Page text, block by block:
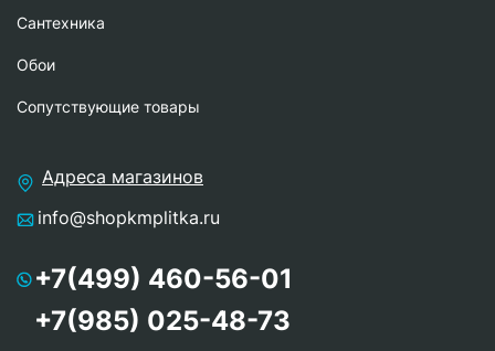
Сантехника
Обои
Сопутствующие товары
Адреса магазинов
info@shopkmplitka.ru
+7(499) 460-56-01
+7(985) 025-48-73